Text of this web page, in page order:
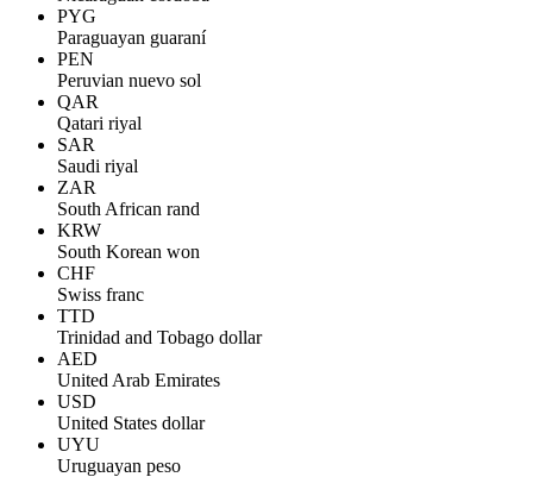
PYG
Paraguayan guaraní
PEN
Peruvian nuevo sol
QAR
Qatari riyal
SAR
Saudi riyal
ZAR
South African rand
KRW
South Korean won
CHF
Swiss franc
TTD
Trinidad and Tobago dollar
AED
United Arab Emirates
USD
United States dollar
UYU
Uruguayan peso